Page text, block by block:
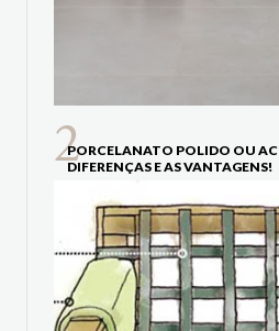
PORCELANATO POLIDO OU
DIFERENÇAS E AS VANTAGENS!